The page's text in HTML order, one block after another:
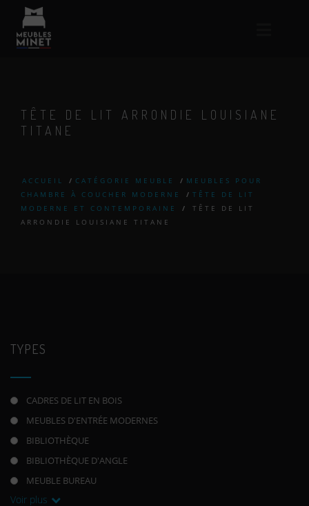
TÊTE DE LIT ARRONDIE LOUISIANE
TITANE
ACCUEIL / CATÉGORIE MEUBLE / MEUBLES POUR
CHAMBRE À COUCHER MODERNE
/ TÊTE DE LIT
MODERNE ET CONTEMPORAINE
/
TÊTE DE LIT
ARRONDIE LOUISIANE TITANE
TYPES
CADRES DE LIT EN BOIS
MEUBLES D'ENTRÉE MODERNES
BIBLIOTHÈQUE
BIBLIOTHÈQUE D'ANGLE
MEUBLE BUREAU
Voir plus